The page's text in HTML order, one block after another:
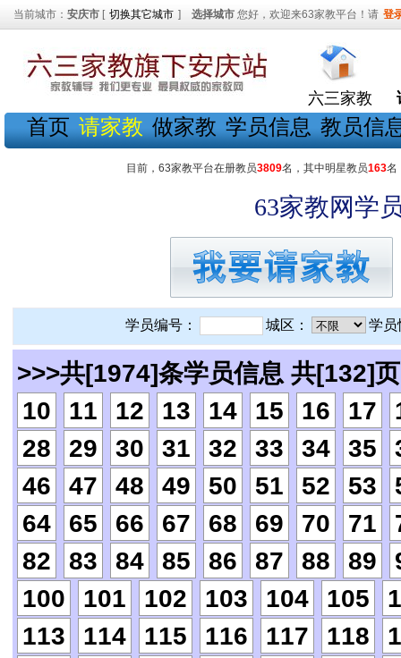
当前城市： 安庆市 [ 切换其它城市 ] 选择城市 您好，欢迎来63家教平台！请 登
六三家教
首页 请家教 做家教 学员信息 教员信
目前，63家教平台在册教员3809名，其中明星教员163名
63家教网学
学员编号： 城区： 学员
>>>共[1974]条学员信息 共[132]
10
11 12 13 14 15 16 17
28
29 30 31 32 33 34 35
46
47 48 49 50 51 52 53
64
65 66 67 68 69 70 71
82
83 84 85 86 87 88 89
100
101 102 103 104 105
113
114 115 116 117 118